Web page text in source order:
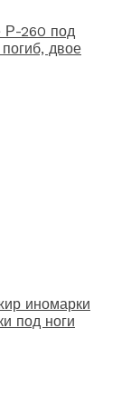
Р-260 под
двое
иномарки
под ноги